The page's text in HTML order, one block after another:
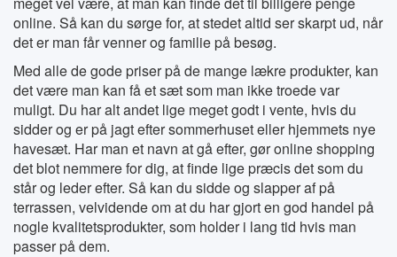
online. Så kan du sørge for, at stedet altid ser skarpt ud, når
det er man får venner og familie på besøg.
Med alle de gode priser på de mange lækre produkter, kan
det være man kan få et sæt som man ikke troede var
muligt. Du har alt andet lige meget godt i vente, hvis du
sidder og er på jagt efter sommerhuset eller hjemmets nye
havesæt. Har man et navn at gå efter, gør online shopping
det blot nemmere for dig, at finde lige præcis det som du
står og leder efter. Så kan du sidde og slapper af på
terrassen, velvidende om at du har gjort en god handel på
nogle kvalitetsprodukter, som holder i lang tid hvis man
passer på dem.